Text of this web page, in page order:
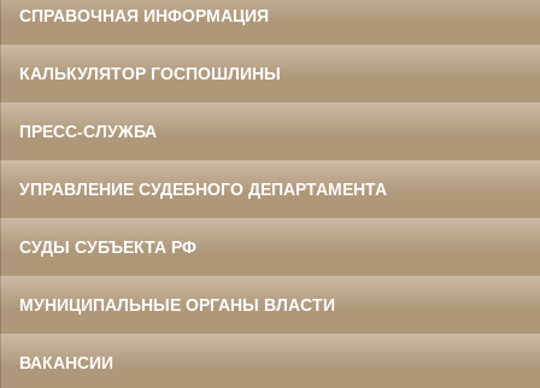
СПРАВОЧНАЯ ИНФОРМАЦИЯ
КАЛЬКУЛЯТОР ГОСПОШЛИНЫ
ПРЕСС-СЛУЖБА
УПРАВЛЕНИЕ СУДЕБНОГО ДЕПАРТАМЕНТА
СУДЫ СУБЪЕКТА РФ
МУНИЦИПАЛЬНЫЕ ОРГАНЫ ВЛАСТИ
ВАКАНСИИ